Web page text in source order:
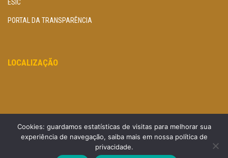
ESIC
PORTAL DA TRANSPARÊNCIA
LOCALIZAÇÃO
Cookies: guardamos estatísticas de visitas para melhorar sua
experiência de navegação, saiba mais em nossa política de
privacidade.